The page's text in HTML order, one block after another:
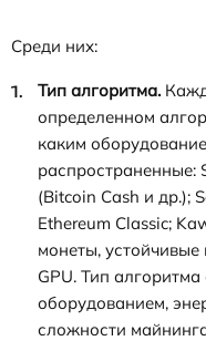
Среди них:
Тип алгоритма.
определенном
каким
распространенные:
(Bitcoin Cash и др.);
Ethereum Classic;
монеты,
GPU. Тип
оборудованием,
сложности